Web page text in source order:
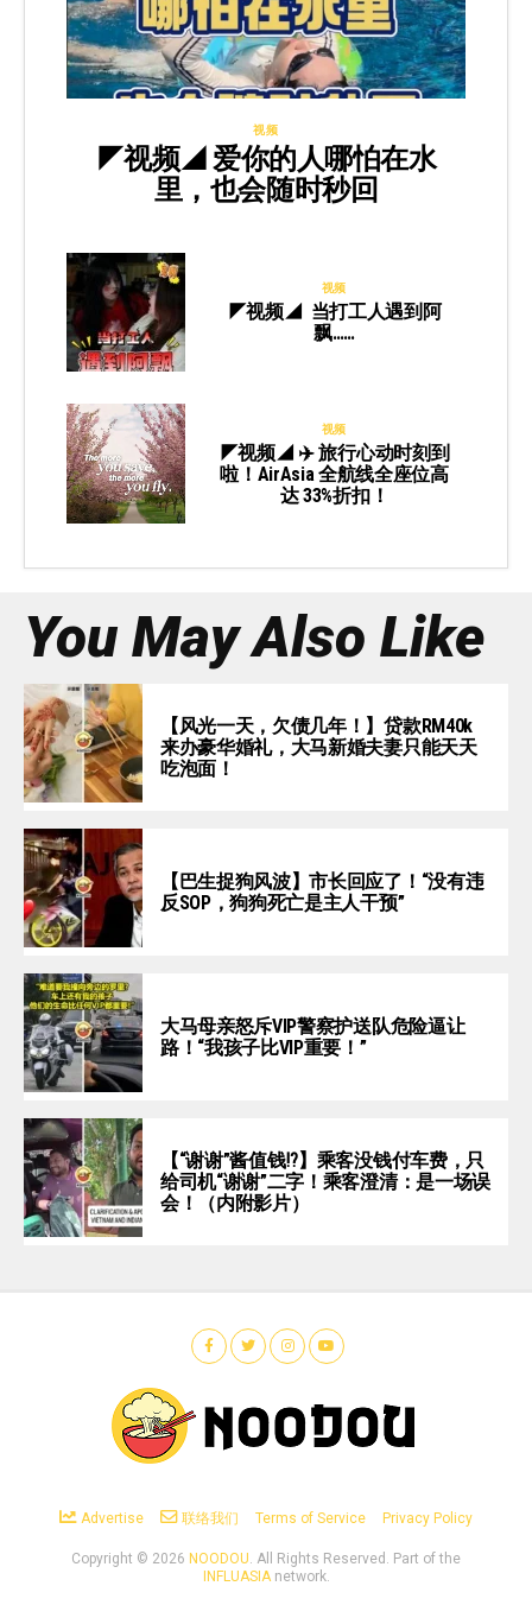
视频
◤视频◢ 爱你的人哪怕在水
里，也会随时秒回
视频
◤视频◢ 当打工人遇到阿
飘……
视频
◤视频◢ ✈️ 旅行心动时刻到
啦！AirAsia 全航线全座位高
达 33%折扣！
You May Also Like
【风光一天，欠债几年！】贷款RM40k
来办豪华婚礼，大马新婚夫妻只能天天
吃泡面！
【巴生捉狗风波】市长回应了！“没有违
反SOP，狗狗死亡是主人干预”
大马母亲怒斥VIP警察护送队危险逼让
路！“我孩子比VIP重要！”
【“谢谢”酱值钱⁉️】乘客没钱付车费，只
给司机“谢谢”二字！乘客澄清：是一场误
会！（内附影片）
Advertise 联络我们 Terms of Service Privacy Policy
Copyright © 2026 NOODOU. All Rights Reserved. Part of the
INFLUASIAnetwork.